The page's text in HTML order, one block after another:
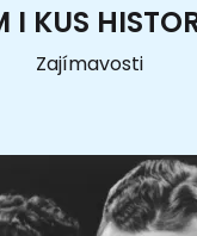
I KUS
Zajímavosti